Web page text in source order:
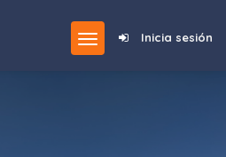
Inicia sesión